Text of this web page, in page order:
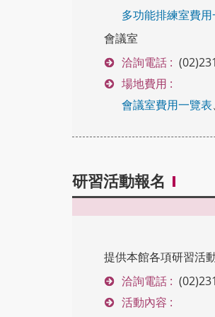
多功能排練室費
會議室
洽詢電話 :
場地費用 :
會議室費用一覽表
研習活動報名
提供本館各項研習活
洽詢電話 :
活動內容 :